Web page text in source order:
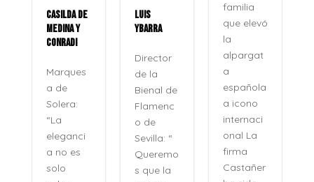
CASILDA DE
MEDINA Y
CONRADI
Marques
a de
Solera:
“La
eleganci
a no es
solo
LUIS
YBARRA
Director
de la
Bienal de
Flamenc
o de
Sevilla: “
Queremo
s que la
familia
que elevó
la
alpargat
a
española
a icono
internaci
onal La
firma
Castañer